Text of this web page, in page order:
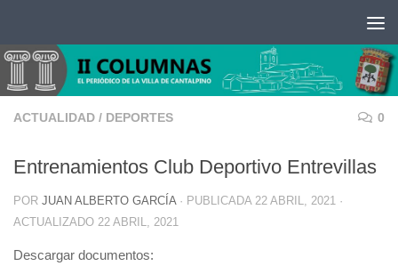
ACTUALIDAD / DEPORTES 0
Entrenamientos Club Deportivo Entrevillas
POR JUAN ALBERTO GARCÍA · PUBLICADA 22 ABRIL, 2021 ·
ACTUALIZADO 22 ABRIL, 2021
Descargar documentos: